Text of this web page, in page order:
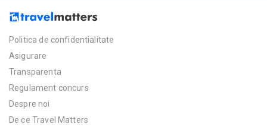
Politica de confidentialitate
Asigurare
Transparenta
Regulament concurs
Despre noi
De ce Travel Matters